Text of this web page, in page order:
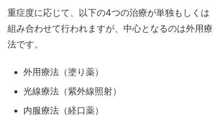
重症度に応じて、以下の4つの治療が単独もしくは
組み合わせて行われますが、中心となるのは外用療
法です。
外用療法（塗り薬）
光線療法（紫外線照射）
内服療法（経口薬）